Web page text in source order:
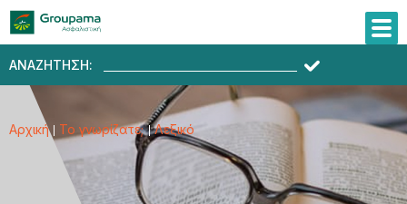
ΑΝΑΖΗΤΗΣΗ:
Αρχική Το γνωρίζατε; Λεξικό